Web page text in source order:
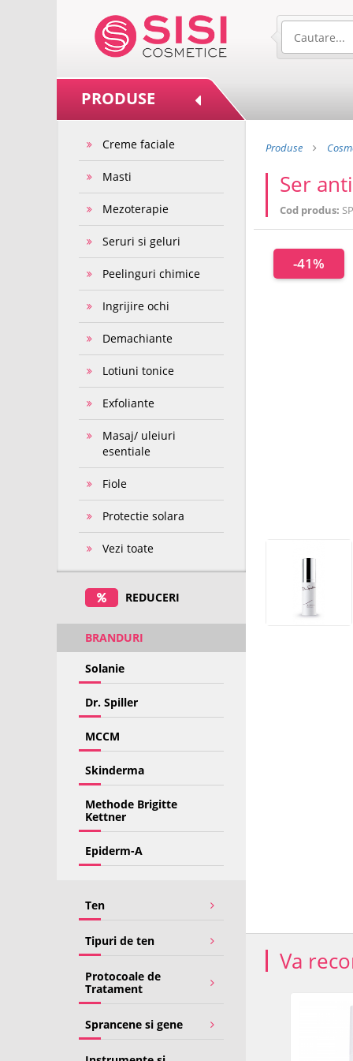
PRODUSE
Creme faciale
Masti
Mezoterapie
Seruri si geluri
Peelinguri chimice
Ingrijire ochi
Demachiante
Lotiuni tonice
Exfoliante
Masaj/ uleiuri
esentiale
Fiole
Protectie solara
Vezi toate
REDUCERI
BRANDURI
Solanie
Dr. Spiller
MCCM
Skinderma
Methode Brigitte
Kettner
Epiderm-A
Ten
Tipuri de ten
Protocoale de
Tratament
Sprancene si gene
Produse
Ser
Cod produs:
-41%
Va
PRET SPECIAL